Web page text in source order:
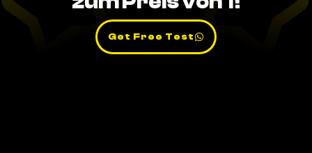
Get Free Test